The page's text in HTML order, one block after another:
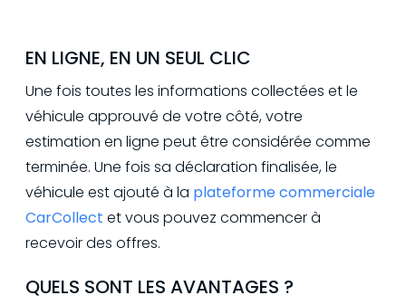
EN LIGNE, EN UN SEUL CLIC
Une fois toutes les informations collectées et le
véhicule approuvé de votre côté, votre
estimation en ligne peut être considérée comme
terminée. Une fois sa déclaration finalisée, le
véhicule est ajouté à la plateforme commerciale
CarCollect et vous pouvez commencer à
recevoir des offres.
QUELS SONT LES AVANTAGES ?